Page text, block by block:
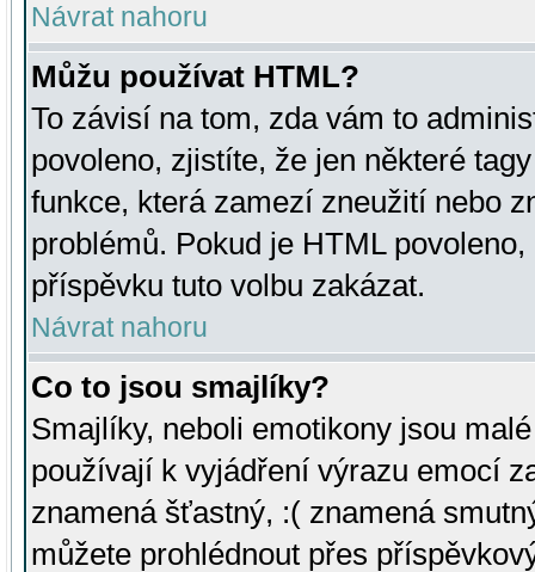
Návrat nahoru
Můžu používat HTML?
To závisí na tom, zda vám to
povoleno, zjistíte, že jen některé
funkce, která zamezí zneužití nebo
problémů. Pokud je HTML
příspěvku tuto volbu zakázat.
Návrat nahoru
Co to jsou smajlíky?
Smajlíky, neboli emotikony jsou
používají k vyjádření výrazu emocí
znamená šťastný, :( znamená
můžete prohlédnout přes